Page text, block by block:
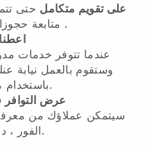
يحتوي نظام Blackbell على تقويم متكامل حتى
متابعة .
وستقوم بالعمل نيابة
باستخدام مجموعة بسيطة.
عرض التوافر
سيتمكن عملاؤك من
الفور ، دون أي متاعب.